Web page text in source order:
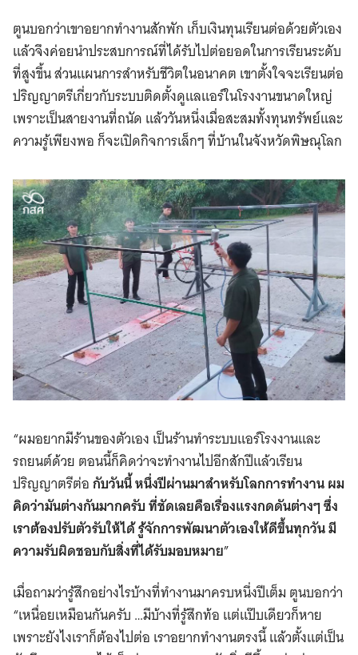
ตูนบอกว่าเขาอยากทำงานสักพัก เก็บเงินทุนเรียนต่อด้วยตัวเอง
แล้วจึงค่อยนำประสบการณ์ที่ได้รับไปต่อยอดในการเรียนระดับ
ที่สูงขึ้น ส่วนแผนการสำหรับชีวิตในอนาคต เขาตั้งใจจะเรียนต่อ
ปริญญาตรีเกี่ยวกับระบบติดตั้งดูแลแอร์ในโรงงานขนาดใหญ่
เพราะเป็นสายงานที่ถนัด แล้ววันหนึ่งเมื่อสะสมทั้งทุนทรัพย์และ
ความรู้เพียงพอ ก็จะเปิดกิจการเล็กๆ ที่บ้านในจังหวัดพิษณุโลก
“ผมอยากมีร้านของตัวเอง เป็นร้านทำระบบแอร์โรงงานและ
รถยนต์ด้วย ตอนนี้ก็คิดว่าจะทำงานไปอีกสักปีแล้วเรียน
ปริญญาตรีต่อกับวันนี้ หนึ่งปีผ่านมาสำหรับโลกการทำงาน ผม
คิดว่ามันต่างกันมากครับ ที่ชัดเลยคือเรื่องแรงกดดันต่างๆ ซึ่ง
เราต้องปรับตัวรับให้ได้ รู้จักการพัฒนาตัวเองให้ดีขึ้นทุกวัน มี
ความรับผิดชอบกับสิ่งที่ได้รับมอบหมาย”
เมื่อถามว่ารู้สึกอย่างไรบ้างที่ทำงานมาครบหนึ่งปีเต็ม ตูนบอกว่า
“เหนื่อยเหมือนกันครับ …มีบ้างที่รู้สึกท้อ แต่แป๊บเดียวก็หาย
เพราะยังไงเราก็ต้องไปต่อ เราอยากทำงานตรงนี้ แล้วตั้งแต่เป็น